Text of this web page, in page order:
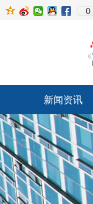
新闻资讯
新闻资讯
0